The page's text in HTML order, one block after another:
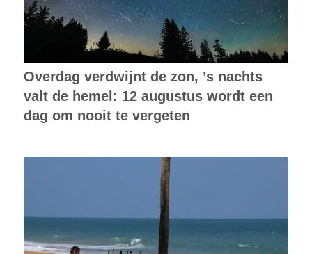
Overdag verdwijnt de zon, ’s nachts
valt de hemel: 12 augustus wordt een
dag om nooit te vergeten